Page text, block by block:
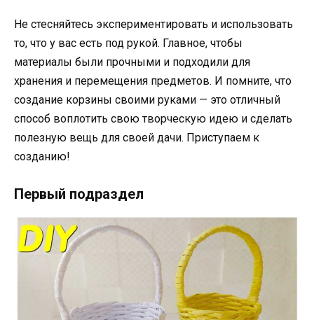
Не стесняйтесь экспериментировать и использовать
то, что у вас есть под рукой. Главное, чтобы
материалы были прочными и подходили для
хранения и перемещения предметов. И помните, что
создание корзины своими руками — это отличный
способ воплотить свою творческую идею и сделать
полезную вещь для своей дачи. Приступаем к
созданию!
Первый подраздел